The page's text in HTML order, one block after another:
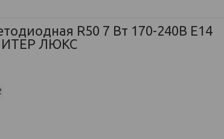
R50 7 Вт 170-240В E14
ЛЮКС